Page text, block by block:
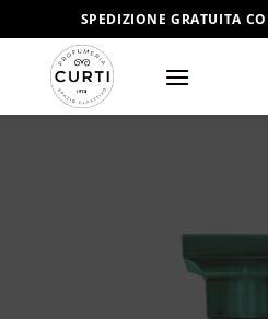
ai
contenuti
SPEDIZIONE GRATUITA